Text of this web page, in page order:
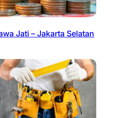
Jati – Jakarta Selatan